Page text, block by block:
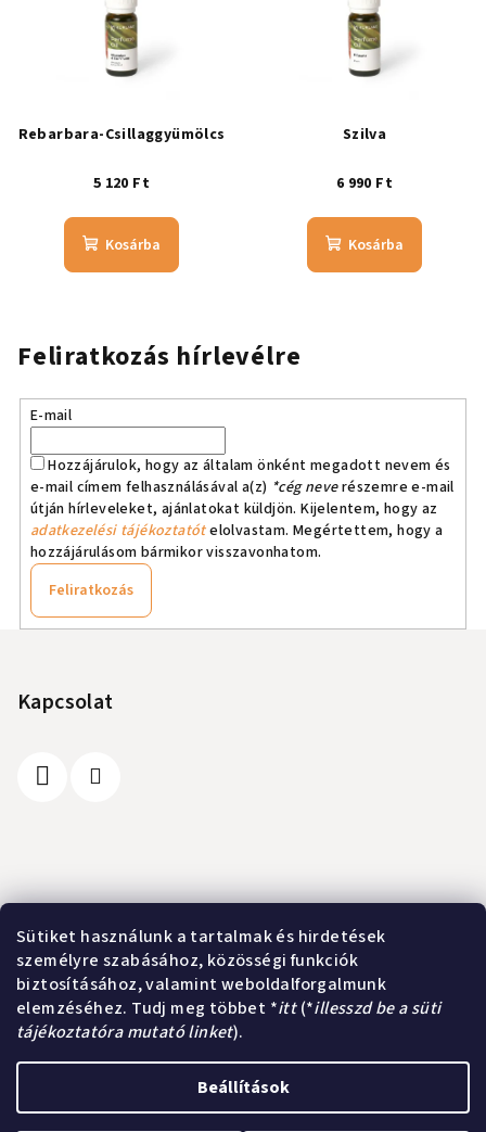
Sütiket használunk a tartalmak és hirdetések
személyre szabásához, közösségi funkciók
biztosításához, valamint weboldalforgalmunk
elemzéséhez. Tudj meg többet *itt(*illesszd be a süti
tájékoztatóra mutató linket).
Beállítások
Rebarbara-Csillaggyümölcs
5 120 Ft
Kosárba
Szilva
6 990 Ft
Kosárba
Feliratkozás hírlevélre
E-mail
Hozzájárulok, hogy az általam önként megadott nevem és
e-mail címem felhasználásával a(z) *cég neverészemre e-mail
útján hírleveleket, ajánlatokat küldjön. Kijelentem, hogy az
adatkezelési tájékoztatótelolvastam. Megértettem, hogy a
hozzájárulásom bármikor visszavonhatom.
Feliratkozás
Kapcsolat
Információ
A vásárlás lépései
Üzleti feltételek (ÁSZF)
Adatkezelési tájékoztató